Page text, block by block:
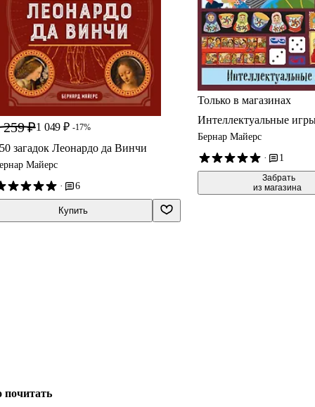
259 ₽1 049 ₽ -17%
загадок Леонардо да Винчи
Майерс
·
6
Купить
Только в магазинах
Интеллектуальные
Бернар Майерс
·
1
Забрать
из магазина
почитать